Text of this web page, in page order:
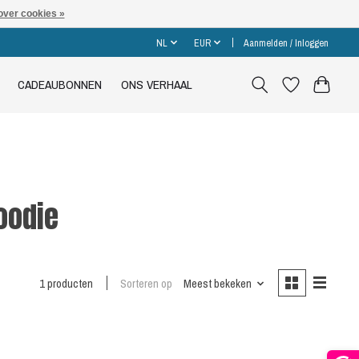
NL EUR Aanmelden / Inloggen
CADEAUBONNEN ONS VERHAAL
1 producten Sorteren op Meest bekeken
cookies »